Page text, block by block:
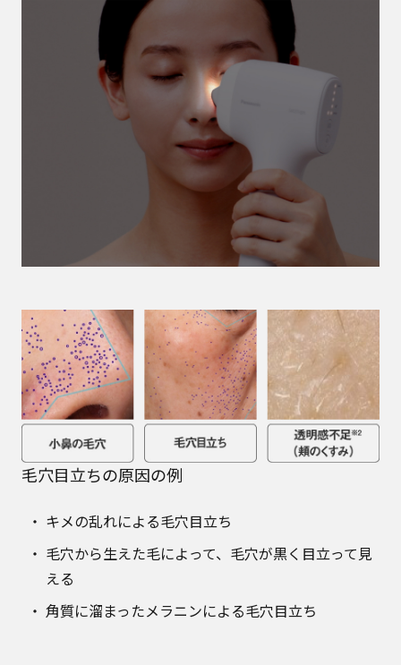
毛穴目立ちの原因の例
キメの乱れによる毛穴目立ち
毛穴から生えた毛によって、毛穴が黒く目立って見
える
角質に溜まったメラニンによる毛穴目立ち